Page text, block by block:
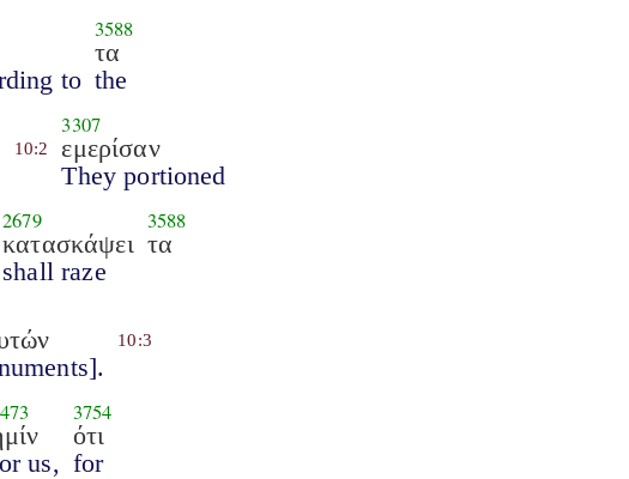
to
3588
τα
the
10:2
3307
εμερίσαν
They portioned
2679
κατασκάψει
shall raze
3588
τα
10:3
us,
3754
ότι
for